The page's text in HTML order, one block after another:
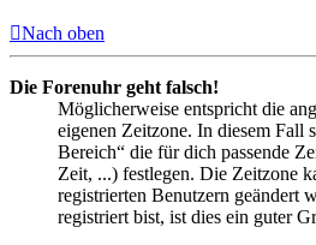
Nach oben
Die Forenuhr geht falsch!
Möglicherweise entspricht die
eigenen Zeitzone. In diesem Fall
Bereich“ die für dich passende
Zeit, ...) festlegen. Die Zeitzone
registrierten Benutzern geändert
registriert bist, ist dies ein guter